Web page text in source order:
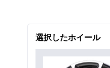
選択したホイール